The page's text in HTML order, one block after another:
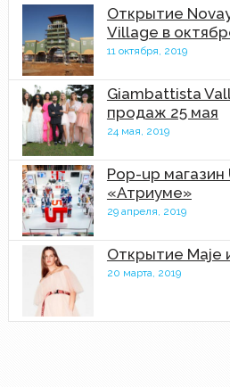
Открытие
Village в
11 октября, 2019
Giambattista
продаж 25 мая
24 мая, 2019
Pop-up
«Атриуме»
29 апреля, 2019
Открытие Maje
20 марта, 2019